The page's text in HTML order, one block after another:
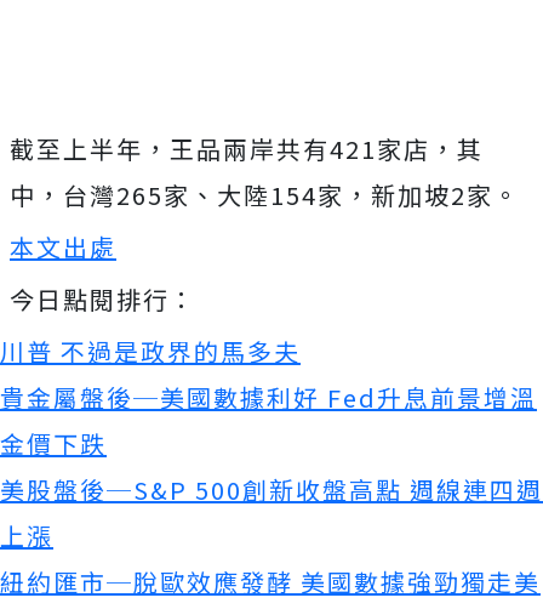
截至上半年，王品兩岸共有421家店，其
中，台灣265家、大陸154家，新加坡2家。
本文出處
今日點閱排行：
川普 不過是政界的馬多夫
貴金屬盤後─美國數據利好 Fed升息前景增溫
金價下跌
美股盤後─S&P 500創新收盤高點 週線連四週
上漲
紐約匯市─脫歐效應發酵 美國數據強勁獨走美